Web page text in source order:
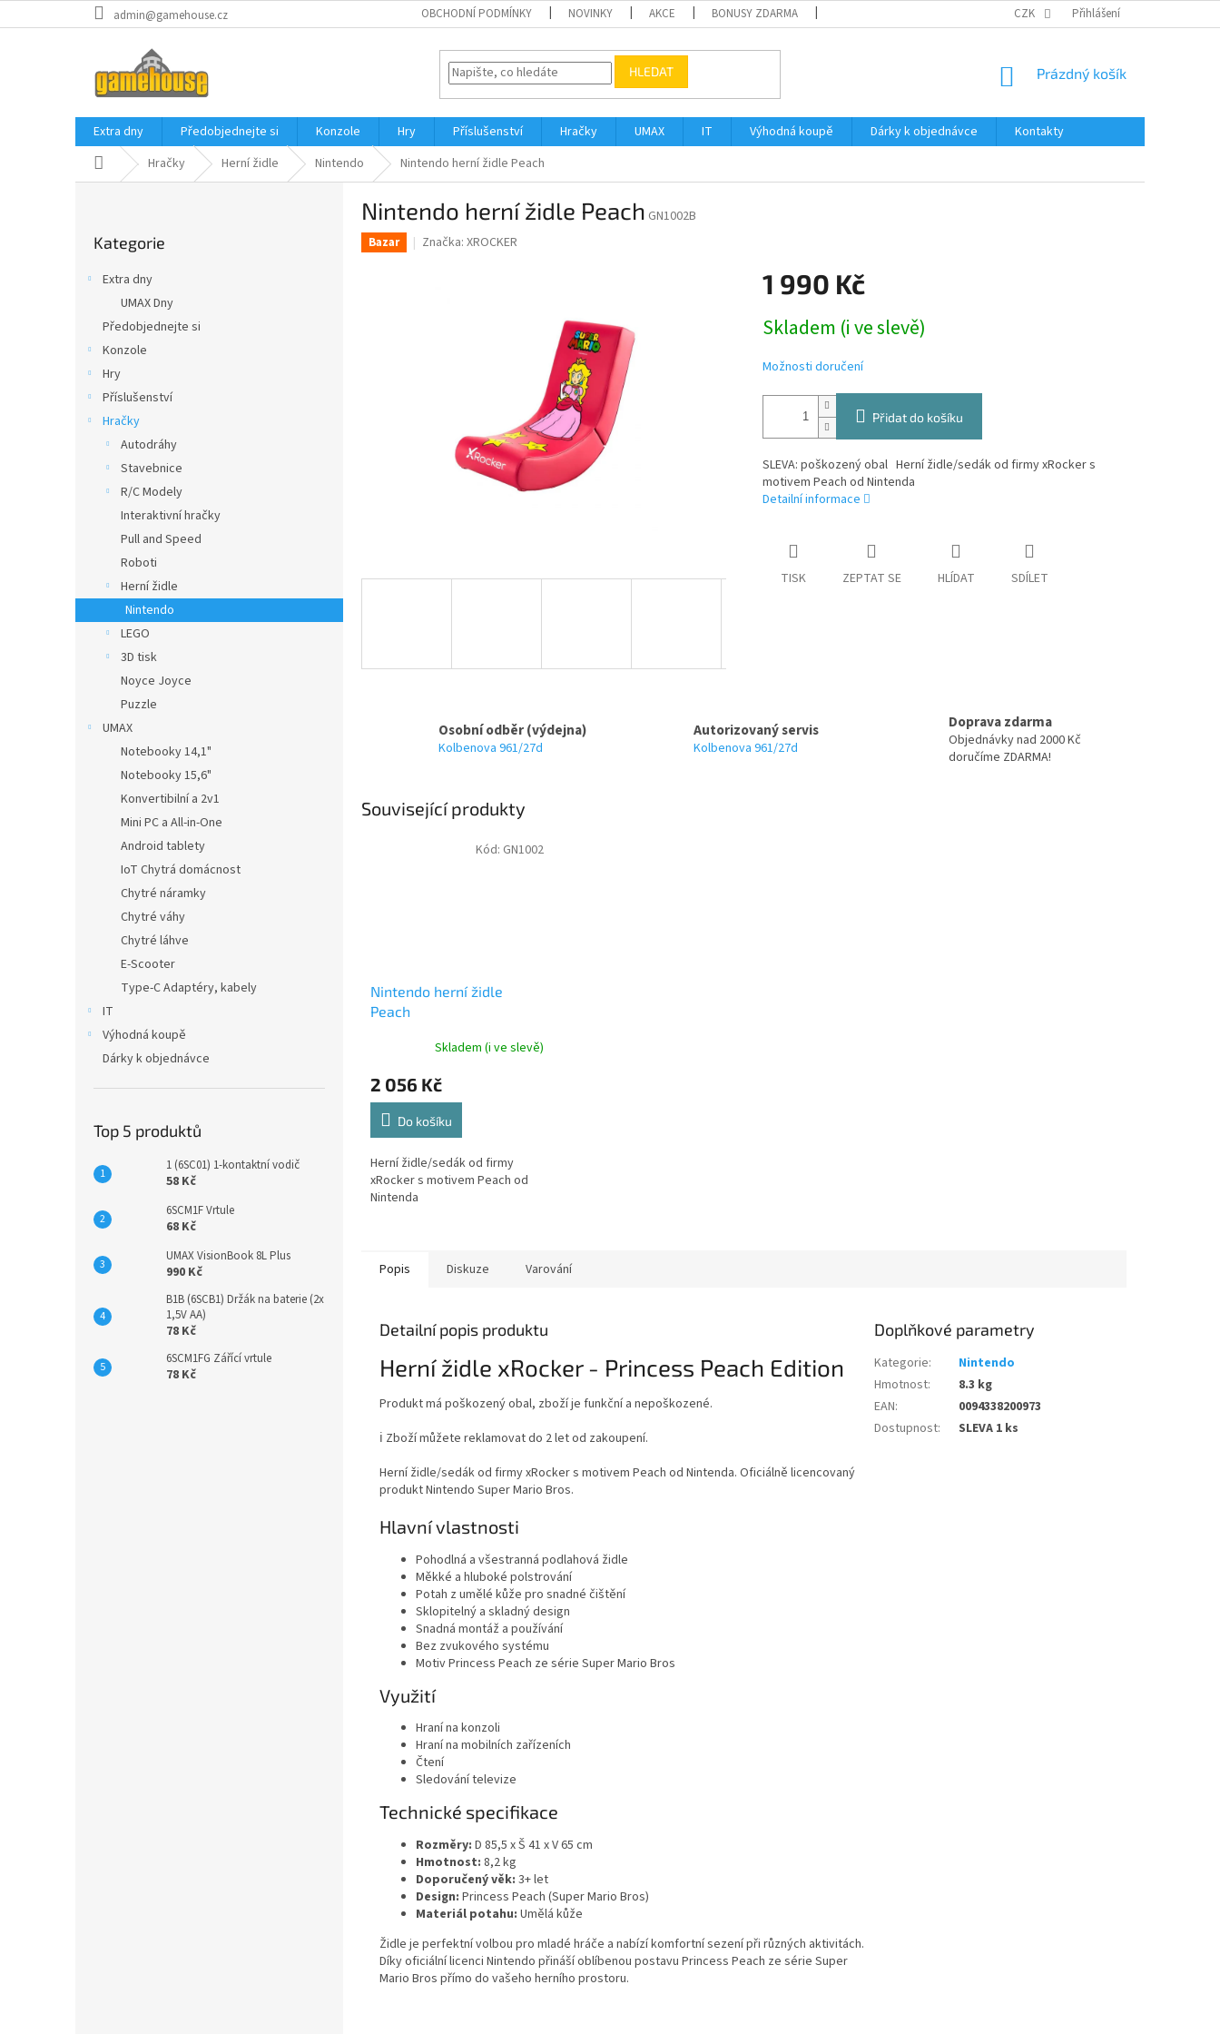
na
admin@gamehouse.cz OBCHODNÍ PODMÍNKY NOVINKY AKCE BONUSY ZDARMA PODMÍNKY OCHRANY OSOBNÍCH ÚDAJŮ
CZK Přihlášení
HLEDAT
NÁKUPNÍ
Prázdný košík
Extra dny Předobjednejte si Konzole Hry Příslušenství Hračky UMAX IT Výhodná koupě Dárky k objednávce
Kontakty
Domů Hračky Herní židle Nintendo Nintendo herní židle Peach
kategorie
Kategorie
Extra dny
UMAX Dny
Předobjednejte si
Konzole
Hry
Příslušenství
Hračky
Autodráhy
Stavebnice
R/C Modely
Interaktivní hračky
Pull and Speed
Roboti
Herní židle
Nintendo
LEGO
3D tisk
Noyce Joyce
Puzzle
UMAX
Notebooky 14,1"
Notebooky 15,6"
Konvertibilní a 2v1
Mini PC a All-in-One
Android tablety
IoT Chytrá domácnost
Chytré náramky
Chytré váhy
Chytré láhve
E-Scooter
Type-C Adaptéry, kabely
IT
Výhodná koupě
Dárky k objednávce
Top 5 produktů
1 (6SC01) 1-kontaktní vodič
58 Kč
6SCM1F Vrtule
68 Kč
UMAX VisionBook 8L Plus
990 Kč
B1B (6SCB1) Držák na baterie (2x
1,5V AA)
78 Kč
6SCM1FG Zářící vrtule
78 Kč
Nintendo herní židle Peach GN1002B
Bazar Značka: XROCKER
1 990 Kč
cena:
Skladem (i ve slevě)
Možnosti doručení
Přidat do košíku
SLEVA: poškozený obal Herní židle/sedák od firmy xRocker s
motivem Peach od Nintenda
Detailní informace
TISK ZEPTAT SE HLÍDAT SDÍLET
Osobní odběr (výdejna)
Kolbenova 961/27d
Autorizovaný servis
Kolbenova 961/27d
Doprava zdarma
Objednávky nad 2000 Kč
doručíme ZDARMA!
Související produkty
Nintendo herní židle
Peach
Skladem (i ve slevě)
2 056 Kč
Do košíku
Herní židle/sedák od firmy
xRocker s motivem Peach od
Nintenda
Kód: GN1002
Popis Diskuze Varování
Detailní popis produktu
Herní židle xRocker - Princess Peach Edition
Produkt má poškozený obal, zboží je funkční a nepoškozené.
ℹ️ Zboží můžete reklamovat do 2 let od zakoupení.
Herní židle/sedák od firmy xRocker s motivem Peach od Nintenda. Oficiálně licencovaný
produkt Nintendo Super Mario Bros.
Hlavní vlastnosti
Pohodlná a všestranná podlahová židle
Měkké a hluboké polstrování
Potah z umělé kůže pro snadné čištění
Sklopitelný a skladný design
Snadná montáž a používání
Bez zvukového systému
Motiv Princess Peach ze série Super Mario Bros
Využití
Hraní na konzoli
Hraní na mobilních zařízeních
Čtení
Sledování televize
Technické specifikace
Rozměry: D 85,5 x Š 41 x V 65 cm
Hmotnost: 8,2 kg
Doporučený věk: 3+ let
Design: Princess Peach (Super Mario Bros)
Materiál potahu: Umělá kůže
Židle je perfektní volbou pro mladé hráče a nabízí komfortní sezení při různých aktivitách.
Díky oficiální licenci Nintendo přináší oblíbenou postavu Princess Peach ze série Super
Mario Bros přímo do vašeho herního prostoru.
Doplňkové parametry
Kategorie:
Nintendo
Hmotnost:
8.3 kg
EAN:
0094338200973
Dostupnost: SLEVA 1 ks